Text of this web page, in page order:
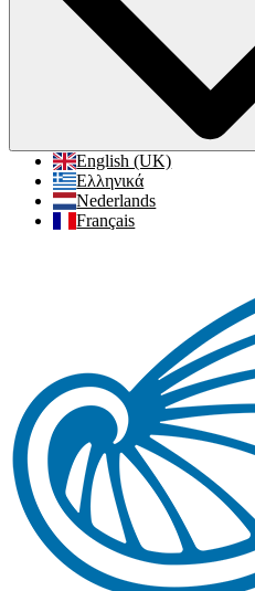
English (UK)
Ελληνικά
Nederlands
Français